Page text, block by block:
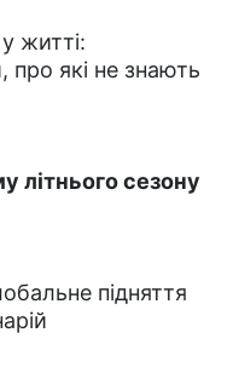
житті:
про які не знають
літнього сезону
підняття